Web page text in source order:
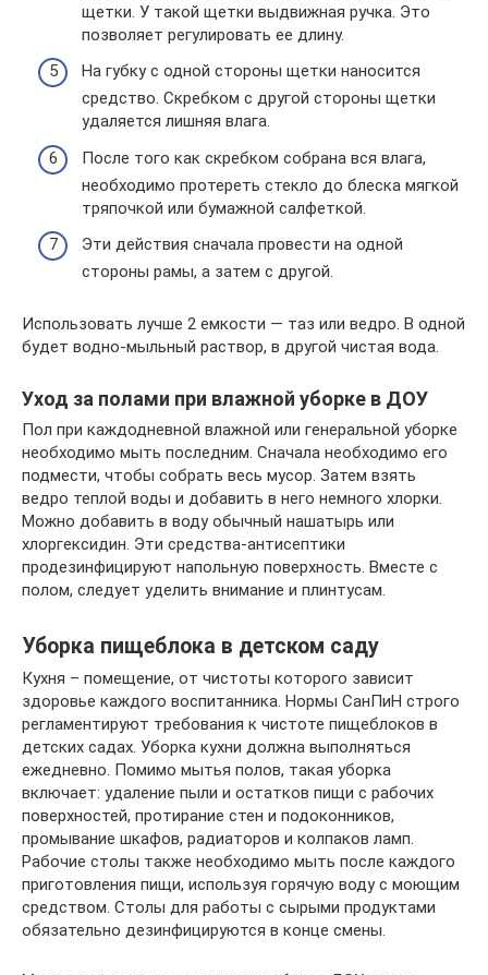
щетки. У такой щетки выдвижная ручка. Это
позволяет регулировать ее длину.
На губку с одной стороны щетки наносится
средство. Скребком с другой стороны щетки
удаляется лишняя влага.
После того как скребком собрана вся влага,
необходимо протереть стекло до блеска мягкой
тряпочкой или бумажной салфеткой.
Эти действия сначала провести на одной
стороны рамы, а затем с другой.
Использовать лучше 2 емкости — таз или ведро. В одной
будет водно-мыльный раствор, в другой чистая вода.
Уход за полами при влажной уборке в ДОУ
Пол при каждодневной влажной или генеральной уборке
необходимо мыть последним. Сначала необходимо его
подмести, чтобы собрать весь мусор. Затем взять
ведро теплой воды и добавить в него немного хлорки.
Можно добавить в воду обычный нашатырь или
хлоргексидин. Эти средства-антисептики
продезинфицируют напольную поверхность. Вместе с
полом, следует уделить внимание и плинтусам.
Уборка пищеблока в детском саду
Кухня – помещение, от чистоты которого зависит
здоровье каждого воспитанника. Нормы СанПиН строго
регламентируют требования к чистоте пищеблоков в
детских садах. Уборка кухни должна выполняться
ежедневно. Помимо мытья полов, такая уборка
включает: удаление пыли и остатков пищи с рабочих
поверхностей, протирание стен и подоконников,
промывание шкафов, радиаторов и колпаков ламп.
Рабочие столы также необходимо мыть после каждого
приготовления пищи, используя горячую воду с моющим
средством. Столы для работы с сырыми продуктами
обязательно дезинфицируются в конце смены.